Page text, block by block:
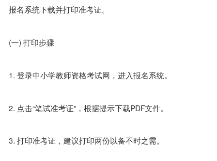
报名系统下载并打印准考证。
(一) 打印步骤
1. 登录中小学教师资格考试网，进入报名系统。
2. 点击“笔试准考证”，根据提示下载PDF文件。
3. 打印准考证，建议打印两份以备不时之需。